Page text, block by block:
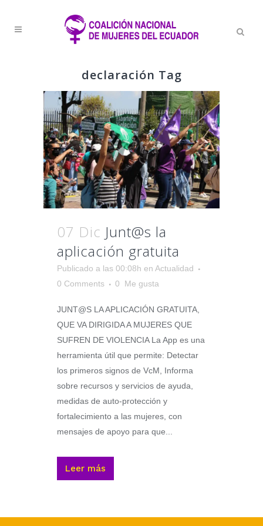
declaración Tag
07 Dic Junt@s la
aplicación gratuita
Publicado a las 00:08h en Actualidad
0 Comments
0 Me gusta
JUNT@S LA APLICACIÓN GRATUITA,
QUE VA DIRIGIDA A MUJERES QUE
SUFREN DE VIOLENCIA La App es una
herramienta útil que permite: Detectar
los primeros signos de VcM, Informa
sobre recursos y servicios de ayuda,
medidas de auto-protección y
fortalecimiento a las mujeres, con
mensajes de apoyo para que...
Leer más